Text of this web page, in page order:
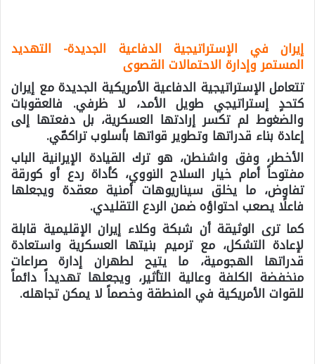
إيران في الإستراتيجية الدفاعية الجديدة- التهديد
المستمر وإدارة الاحتمالات القصوى
تتعامل الإستراتيجية الدفاعية الأمريكية الجديدة مع إيران
كتحدٍ إستراتيجي طويل الأمد، لا ظرفي. فالعقوبات
والضغوط لم تكسر إرادتها العسكرية، بل دفعتها إلى
إعادة بناء قدراتها وتطوير قواتها بأسلوب تراكمّي.
الأخطر، وفق واشنطن، هو ترك القيادة الإيرانية الباب
مفتوحاً أمام خيار السلاح النووي، كأداة ردع أو كورقة
تفاوض، ما يخلق سيناريوهات أمنية معقدة ويجعلها
فاعلًا يصعب احتواؤه ضمن الردع التقليدي.
كما ترى الوثيقة أن شبكة وكلاء إيران الإقليمية قابلة
لإعادة التشكل، مع ترميم بنيتها العسكرية واستعادة
قدراتها الهجومية، ما يتيح لطهران إدارة صراعات
منخفضة الكلفة وعالية التأثير، ويجعلها تهديداً دائماً
للقوات الأمريكية في المنطقة وخصماً لا يمكن تجاهله.